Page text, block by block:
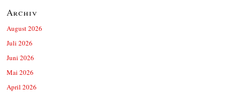
Archiv
August 2026
Juli 2026
Juni 2026
Mai 2026
April 2026